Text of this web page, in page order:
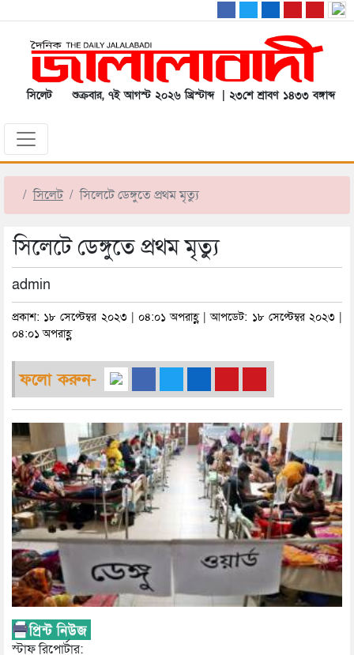
সিলেট শুক্রবার, ৭ই আগস্ট ২০২৬ খ্রিস্টাব্দ | ২৩শে শ্রাবণ ১৪৩৩ বঙ্গাব্দ
সিলেট সিলেটে ডেঙ্গুতে প্রথম মৃত্যু
সিলেটে ডেঙ্গুতে প্রথম মৃত্যু
admin
প্রকাশ: ১৮ সেপ্টেম্বর ২০২৩ | ০৪:০১ অপরাহ্ণ | আপডেট: ১৮ সেপ্টেম্বর ২০২৩ |
০৪:০১ অপরাহ্ণ
ফলো করুন-
স্টাফ রিপোর্টার: